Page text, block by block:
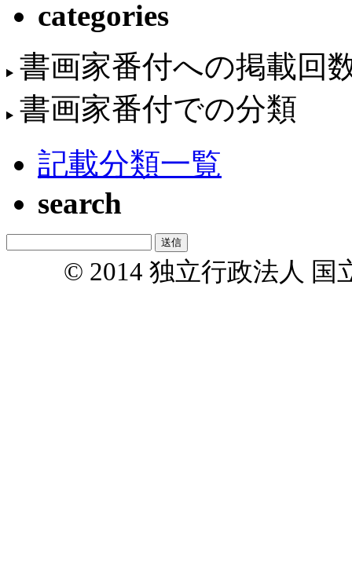
categories
書画家番付への掲載回
書画家番付での分類
記載分類一覧
search
© 2014 独立行政法人 国